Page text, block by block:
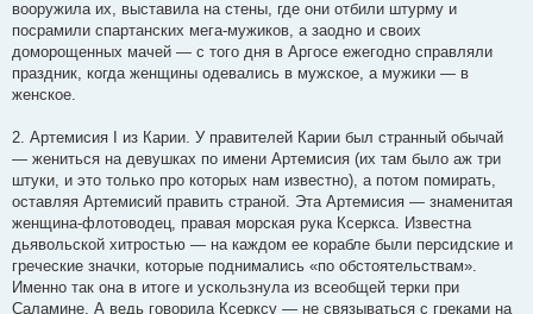
вооружила их, выставила на стены, где они отбили штурму и
посрамили спартанских мега-мужиков, а заодно и своих
доморощенных мачей — с того дня в Аргосе ежегодно справляли
праздник, когда женщины одевались в мужское, а мужики — в
женское.
2. Артемисия I из Карии. У правителей Карии был странный обычай
— жениться на девушках по имени Артемисия (их там было аж три
штуки, и это только про которых нам известно), а потом помирать,
оставляя Артемисий править страной. Эта Артемисия — знаменитая
женщина-флотоводец, правая морская рука Ксеркса. Известна
дьявольской хитростью — на каждом ее корабле были персидские и
греческие значки, которые поднимались «по обстоятельствам».
Именно так она в итоге и ускользнула из всеобщей терки при
Саламине. А ведь говорила Ксерксу — не связываться с греками на